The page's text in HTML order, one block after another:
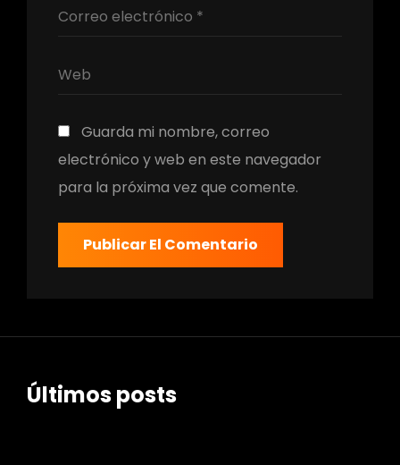
Guarda mi nombre, correo
electrónico y web en este navegador
para la próxima vez que comente.
Últimos posts